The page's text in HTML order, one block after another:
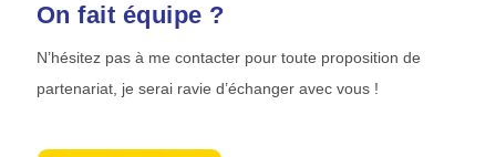
On fait équipe ?
N’hésitez pas à me contacter pour toute proposition de
partenariat, je serai ravie d’échanger avec vous !